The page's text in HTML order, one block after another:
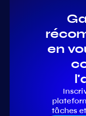
en
tâches